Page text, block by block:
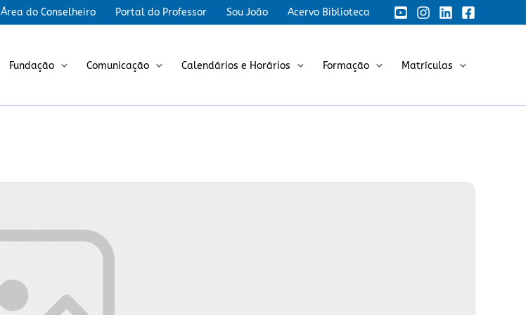
Área do Conselheiro Portal do Professor Sou João Acervo Biblioteca
Fundação Comunicação Calendários e Horários Formação Matrículas